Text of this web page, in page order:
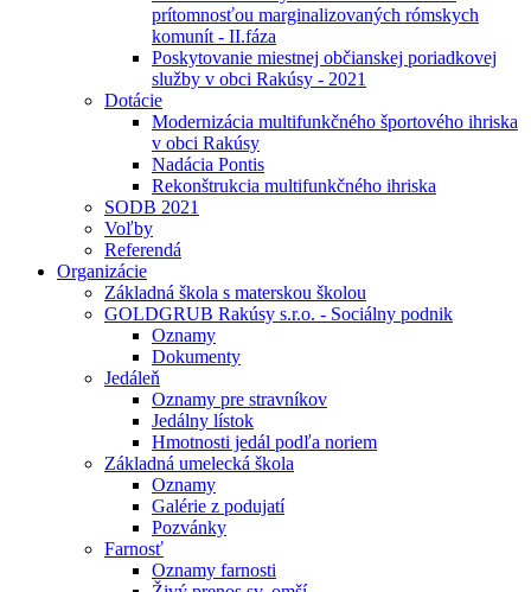
prítomnosťou marginalizovaných rómskych
komunít - II.fáza
Poskytovanie miestnej občianskej poriadkovej
služby v obci Rakúsy - 2021
Dotácie
Modernizácia multifunkčného športového ihriska
v obci Rakúsy
Nadácia Pontis
Rekonštrukcia multifunkčného ihriska
SODB 2021
Voľby
Referendá
Organizácie
Základná škola s materskou školou
GOLDGRUB Rakúsy s.r.o. - Sociálny podnik
Oznamy
Dokumenty
Jedáleň
Oznamy pre stravníkov
Jedálny lístok
Hmotnosti jedál podľa noriem
Základná umelecká škola
Oznamy
Galérie z podujatí
Pozvánky
Farnosť
Oznamy farnosti